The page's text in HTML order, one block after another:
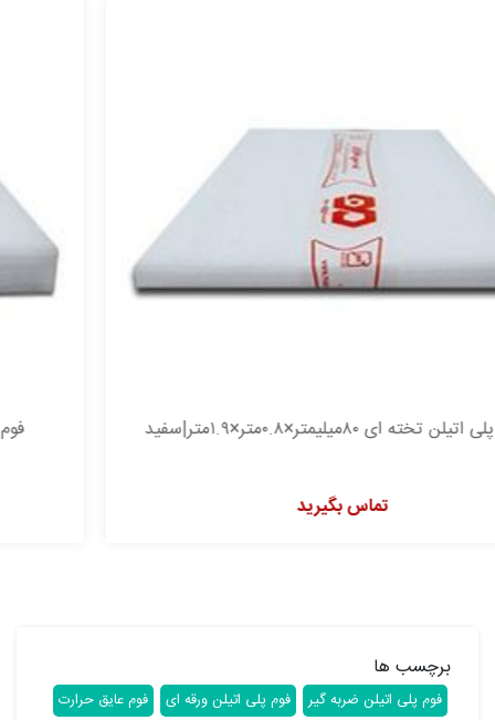
فوم پلی اتیلن تخته ای ۱۲۰میلیمتر×۰.۸متر×۲متر|سفید
برچسب ها
فوم پلی اتیلن ضربه گیر فوم پلی اتیلن ورقه ای فوم عایق حرارت